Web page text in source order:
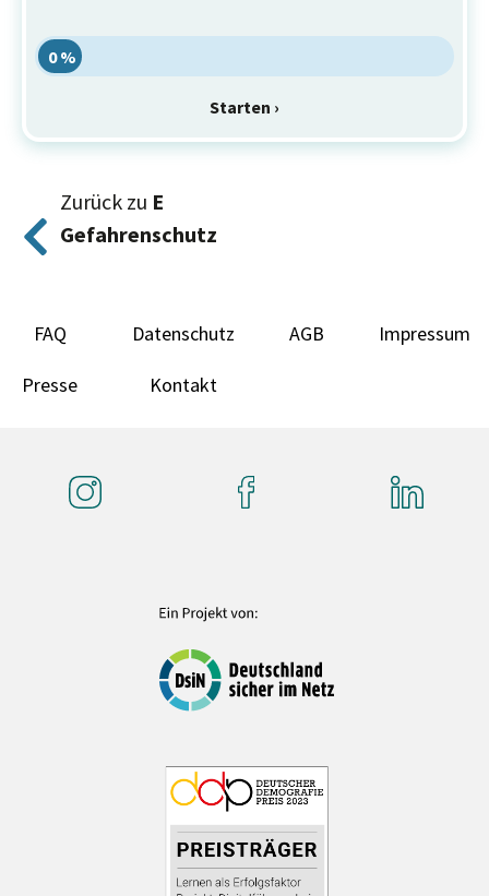
0 %
Starten ›
Zurück zu E
Gefahrenschutz
FAQ Datenschutz AGB Impressum
Presse Kontakt